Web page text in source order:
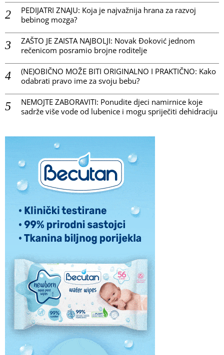
PEDIJATRI ZNAJU: Koja je najvažnija hrana za razvoj
bebinog mozga?
ZAŠTO JE ZAISTA NAJBOLJI: Novak Đoković jednom
rečenicom posramio brojne roditelje
(NE)OBIČNO MOŽE BITI ORIGINALNO I PRAKTIČNO: Kako
odabrati pravo ime za svoju bebu?
NEMOJTE ZABORAVITI: Ponudite djeci namirnice koje
sadrže više vode od lubenice i mogu spriječiti dehidraciju